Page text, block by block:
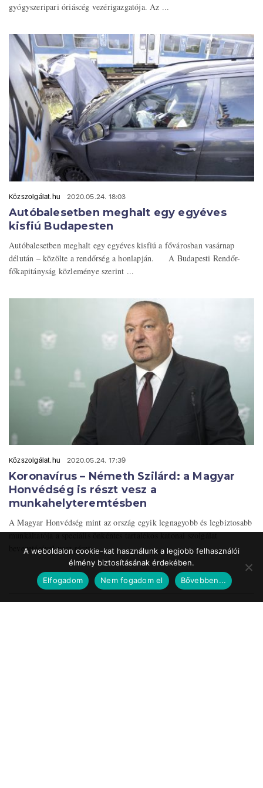
gyógyszeripari óriáscég vezérigazgatója. Az ...
Közszolgálat.hu 2020.05.24. 18:03
Autóbalesetben meghalt egy egyéves
kisfiú Budapesten
Autóbalesetben meghalt egy egyéves kisfiú a fővárosban vasárnap
délután – közölte a rendőrség a honlapján. A Budapesti Rendőr-
főkapitányság közleménye szerint ...
Közszolgálat.hu 2020.05.24. 17:39
Koronavírus – Németh Szilárd: a Magyar
Honvédség is részt vesz a
munkahelyteremtésben
A Magyar Honvédség mint az ország egyik legnagyobb és legbiztosabb
munkáltatója a speciális önkéntes tartalékos katonai szolgálat
bevezetésével vesz részt ...
A weboldalon cookie-kat használunk a legjobb felhasználói
élmény biztosításának érdekében.
Elfogadom
Nem fogadom el Bővebben...